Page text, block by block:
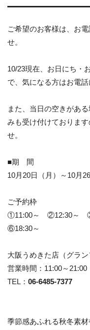
ご希望のお客様は、お
せ。
10/23現在、お日にち・
で、気になる方はお電
また、当日の空きがあ
みも受け付けておりま
せ。
■期 間
10月20日（月）～10月26
ご予約枠
①11:00～ ②12:30～
⑥18:30～
大阪うめきた店（グラン
営業時間：11:00～21:00
TEL： 06-6485-7377
季節感あふれる秋冬素